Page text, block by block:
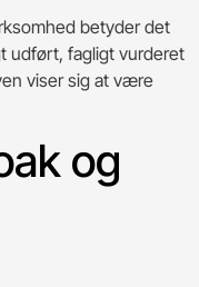
betyder det
udført, fagligt vurderet
viser sig at være
og